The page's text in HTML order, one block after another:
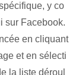
y co
sur Facebook.
en cliquant
et en sélecti
la liste déroul